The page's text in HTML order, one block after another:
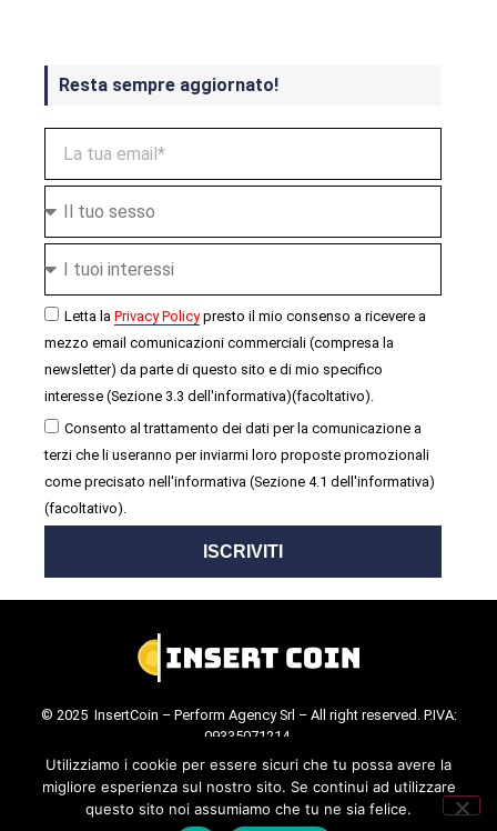
Resta sempre aggiornato!
Letta la Privacy Policypresto il mio consenso a ricevere a
mezzo email comunicazioni commerciali (compresa la
newsletter) da parte di questo sito e di mio specifico
interesse (Sezione 3.3 dell'informativa)(facoltativo).
Consento al trattamento dei dati per la comunicazione a
terzi che li useranno per inviarmi loro proposte promozionali
come precisato nell'informativa (Sezione 4.1 dell'informativa)
(facoltativo).
ISCRIVITI
© 2025 InsertCoin – Perform Agency Srl – All right reserved. P.IVA:
09335071214.
Cookie Policy . Privacy Policy.
Utilizziamo i cookie per essere sicuri che tu possa avere la
migliore esperienza sul nostro sito. Se continui ad utilizzare
questo sito noi assumiamo che tu ne sia felice.